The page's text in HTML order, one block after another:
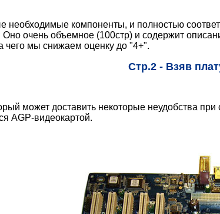
необходимые компоненты, и полностью
очень объемное (100стр) и содержит
чего мы снижаем оценку до "4+".
Стр.2 - Взяв
может доставить некоторые неудобства
AGP-видеокартой.